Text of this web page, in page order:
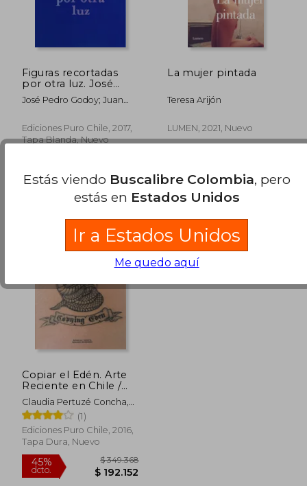
45%
dcto.
Figuras recortadas
por otra luz. José
Pedro Godoy (en
Bilingüe)
José Pedro Godoy; Juan
Florencia Richards
Ediciones Puro Chile, 2017,
Tapa Blanda, Nuevo
45%
La mujer pintada
Teresa Arijón
LUMEN, 2021, Nuevo
Copiar el Edén. Arte
Reciente en Chile /
Recent Art in Chile
(en Bilingüe)
Claudia Pertuzé Concha,
Tomás Andreu Matta
(1)
Ediciones Puro Chile, 2016,
Tapa Dura, Nuevo
Estás viendo Buscalibre Colombia, pero
estás en Estados Unidos
Ir a Estados Unidos
Me quedo aquí